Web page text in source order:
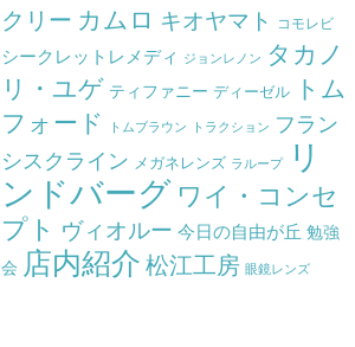
クリー カムロ キオヤマト コモレビ
シークレットレメディ ジョンレノン タカノ
リ・ユゲ ティファニー ディーゼル
トム
フォード
トムブラウン トラクション フラン
シスクライン メガネレンズ ラループ
リ
ンドバーグ ワイ・コンセ
プト ヴィオルー 今日の自由が丘 勉強
会 店内紹介 松江工房 眼鏡レンズ